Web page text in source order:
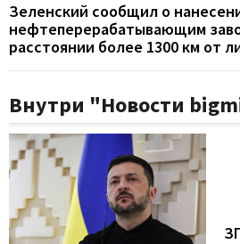
Зеленский сообщил о
нефтеперерабатывающим
расстоянии более 1300 км от
Внутри "Новости